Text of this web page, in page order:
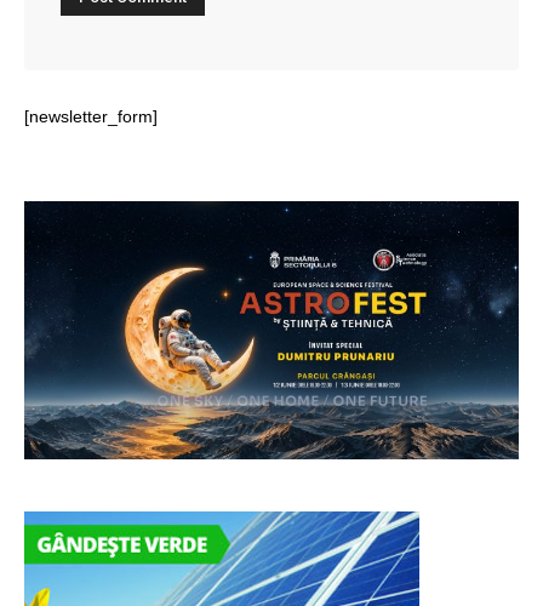
[newsletter_form]